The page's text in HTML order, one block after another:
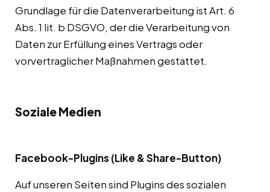
Grundlage für die Datenverarbeitung ist Art. 6
Abs. 1 lit. b DSGVO, der die Verarbeitung von
Daten zur Erfüllung eines Vertrags oder
vorvertraglicher Maßnahmen gestattet.
Soziale Medien
Facebook-Plugins (Like & Share-Button)
Auf unseren Seiten sind Plugins des sozialen